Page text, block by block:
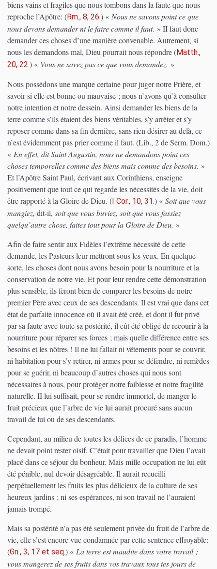
biens vains et fragiles que nous tombons dans la faute que nous
reproche l’Apôtre: (Rm., 8, 26.) « Nous ne savons point ce que
nous devons demander ni le faire comme il faut. » II faut donc
demander ces choses d’une manière convenable. Autrement, si
nous les demandons mal, Dieu pourrait nous répondre(Matth.,
20, 22.) « Vous ne savez pas ce que vous demandez. »
Nous possédons une marque certaine pour juger notre Prière, et
savoir si elle est bonne ou mauvaise ; nous n’avons qu’à consulter
notre intention et notre dessein. Ainsi demander les biens de la
terre comme s’ils étaient des biens véritables, s’y arrêter et s’y
reposer comme dans sa fin dernière, sans rien désirer au delà, ce
n’est évidemment pas prier comme il faut. (Lib., 2 de Serm. Dom.)
« En effet, dit Saint Augustin, nous ne demandons point ces
choses temporelles comme des biens mais comme des besoins. »
Et l’Apôtre Saint Paul, écrivant aux Corinthiens, enseigne
positivement que tout ce qui regarde les nécessités de la vie, doit
être rapporté à la Gloire de Dieu. (I Cor., 10, 31.) « Soit que vous
mangiez, dit-il, soit que vous buviez, soit que vous fassiez
quelqu’autre chose, faites tout pour la Gloire de Dieu. »
Afin de faire sentir aux Fidèles l’extrême nécessité de cette
demande, les Pasteurs leur mettront sous les yeux. En quelque
sorte, les choses dont nous avons besoin pour la nourriture et la
conservation de notre vie. Et pour leur rendre cette démonstration
plus sensible, ils feront bien de comparer les besoins de notre
premier Père avec ceux de ses descendants. Il est vrai que dans cet
état de parfaite innocence où il avait été créé, et dont il fut privé
par sa faute avec toute sa postérité, il eût été obligé de recourir à la
nourriture pour réparer ses forces ; mais quelle différence entre ses
besoins et les nôtres ! Il ne lui fallait ni vêtements pour se couvrir,
ni habitation pour s’y retirer, ni armes pour se défendre, ni remèdes
pour se guérir, ni beaucoup d’autres choses qui nous sont
nécessaires à nous, pour protéger notre faiblesse et notre fragilité
naturelle. II lui suffisait, pour se rendre immortel, de manger le
fruit précieux que l’arbre de vie lui aurait procuré sans aucun
travail de lui ou de ses descendants.
Cependant, au milieu de toutes les délices de ce paradis, l’homme
ne devait point rester oisif. C’était pour travailler que Dieu l’avait
placé dans ce séjour du bonheur. Mais mille occupation ne lui eût
été pénible, nul devoir désagréable. Il aurait recueilli
perpétuellement les fruits les plus délicieux de la culture de ses
heureux jardins ; ni ses espérances, ni son travail ne l’auraient
jamais trompé.
Mais sa postérité n’a pas été seulement privée du fruit de l’arbre de
vie, elle s’est encore vue condamnée par cette sentence effroyable:
(Gn., 3, 17 et seq.) « La terre est maudite dans votre travail ;
vous mangerez de ses fruits dans vos travaux tous tes jours de